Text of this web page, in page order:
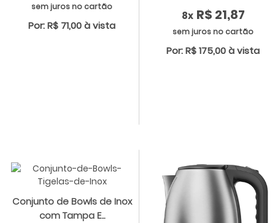
sem juros no cartão
Por: R$ 71,00 à vista
8x R$ 21,87
sem juros no cartão
Por: R$ 175,00 à vista
Conjunto de Bowls de Inox
com Tampa E...